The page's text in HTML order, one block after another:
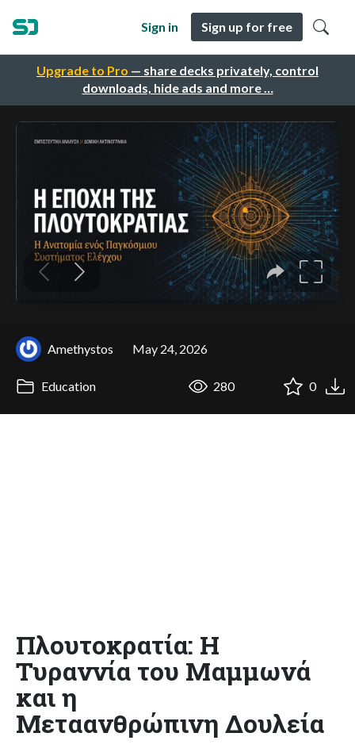
Upgrade to Pro — share decks privately, control
downloads, hide ads and more …
Sign in Sign up for free
Amethystos May 24, 2026
Education 280 0
Πλουτοκρατία: Η
Τυραννία του Μαμμωνά
και η
Μεταανθρώπινη Δουλεία